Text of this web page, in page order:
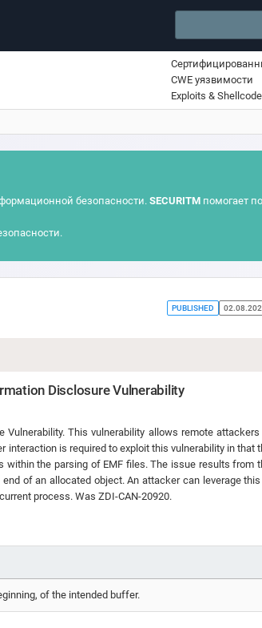
CWE уязвимости
Exploits &
безопасности. SECURITMпомогает
PUBLISHED
Disclosure Vulnerability
Vulnerability. This vulnerability allows remote
is required to exploit this vulnerability in that
the parsing of EMF files. The issue results from
of an allocated object. An attacker can leverage
process. Was ZDI-CAN-20920.
of the intended buffer.